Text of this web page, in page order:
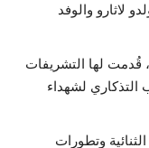
لاثارو والوفد
قُدمت لها التشريفات
التذكاري لشهداء
وتطورات